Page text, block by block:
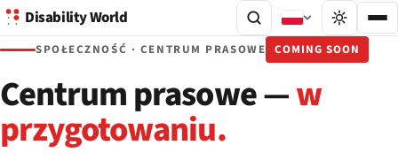
Disability World
SPOŁECZNOŚĆ · CENTRUM PRASOWE COMING SOON
Centrum prasowe —w
przygotowaniu.